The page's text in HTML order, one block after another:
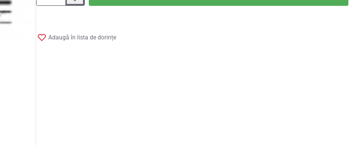
Adaugă în lista de dorințe